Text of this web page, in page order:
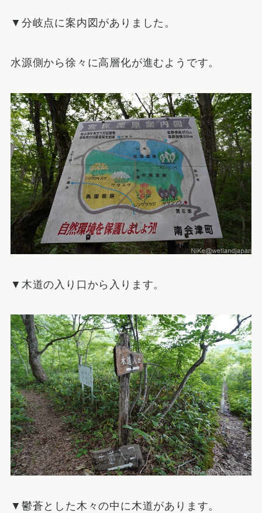
▼分岐点に案内図がありました。
水源側から徐々に高層化が進むようです。
▼木道の入り口から入ります。
▼鬱蒼とした木々の中に木道があります。